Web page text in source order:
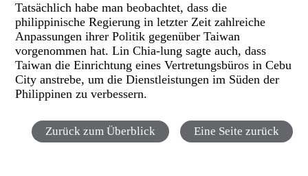
Tatsächlich habe man beobachtet, dass die
philippinische Regierung in letzter Zeit zahlreiche
Anpassungen ihrer Politik gegenüber Taiwan
vorgenommen hat. Lin Chia-lung sagte auch, dass
Taiwan die Einrichtung eines Vertretungsbüros in Cebu
City anstrebe, um die Dienstleistungen im Süden der
Philippinen zu verbessern.
Zurück zum Überblick Eine Seite zurück